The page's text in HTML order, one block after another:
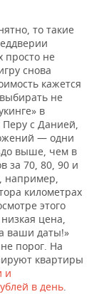
то такие
просто не
снова
кажется
не
в
Перу с Данией,
— одни
выше, чем в
за 70, 80, 90 и
например,
километрах
этого
цена,
ваши даты!»
порог. На
квартиры
и
в день.